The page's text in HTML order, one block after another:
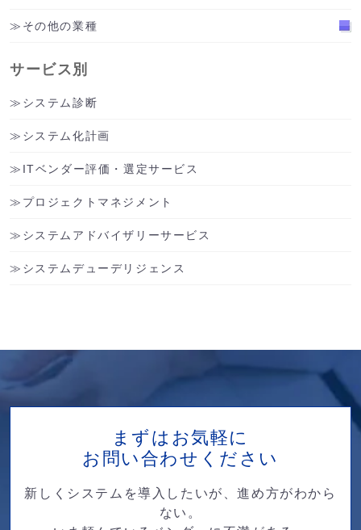
その他の業種
サービス別
システム診断
システム化計画
ITベンダー評価・選定サービス
プロジェクトマネジメント
システムアドバイザリーサービス
システムデューデリジェンス
まずはお気軽に
お問い合わせください
新しくシステムを導入したいが、進め方がわから
ない。